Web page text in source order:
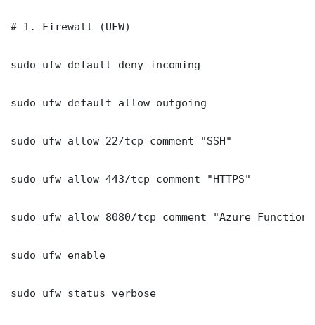
# 1. Firewall (UFW)
sudo ufw default deny incoming
sudo ufw default allow outgoing
sudo ufw allow 22/tcp comment "SSH"
sudo ufw allow 443/tcp comment "HTTPS"
sudo ufw allow 8080/tcp comment "Azure
sudo ufw enable
sudo ufw status verbose